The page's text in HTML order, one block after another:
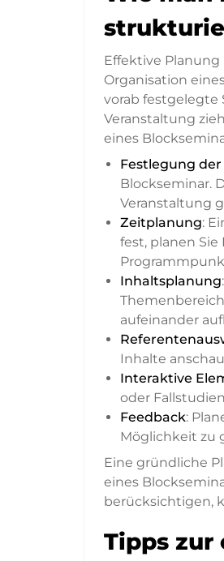
Effektive
Organisation
vorab festgelegte
Veranstaltung
eines
Festlegung der
Blockseminar.
Veranstaltung
Zeitplanung:
fest, planen
Inhaltsplanung
aufeinander
Inhalte
Interaktive
oder
Feedback:
Möglichkeit zu
Eine gründliche
eines
berücksichtigen,
Tipps zur